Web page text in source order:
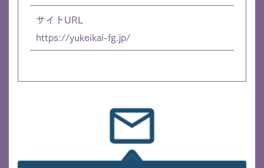
サイトURL
https://yukeikai-fg.jp/